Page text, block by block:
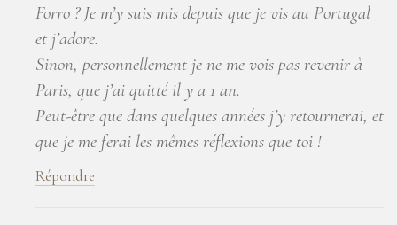
Forro ? Je m’y suis mis depuis que je vis au Portugal
et j’adore.
Sinon, personnellement je ne me vois pas revenir à
Paris, que j’ai quitté il y a 1 an.
Peut-être que dans quelques années j’y retournerai, et
que je me ferai les mêmes réflexions que toi !
Répondre